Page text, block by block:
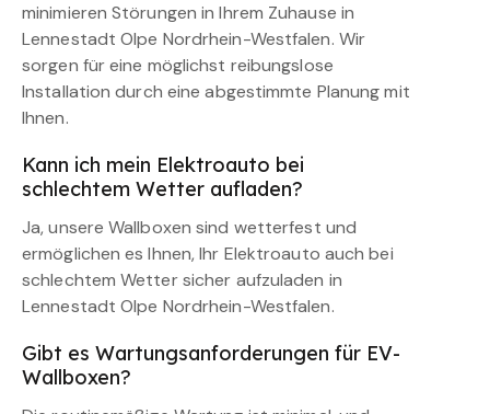
minimieren Störungen in Ihrem Zuhause in
Lennestadt Olpe Nordrhein-Westfalen. Wir
sorgen für eine möglichst reibungslose
Installation durch eine abgestimmte Planung mit
Ihnen.
Kann ich mein Elektroauto bei
schlechtem Wetter aufladen?
Ja, unsere Wallboxen sind wetterfest und
ermöglichen es Ihnen, Ihr Elektroauto auch bei
schlechtem Wetter sicher aufzuladen in
Lennestadt Olpe Nordrhein-Westfalen.
Gibt es Wartungsanforderungen für EV-
Wallboxen?